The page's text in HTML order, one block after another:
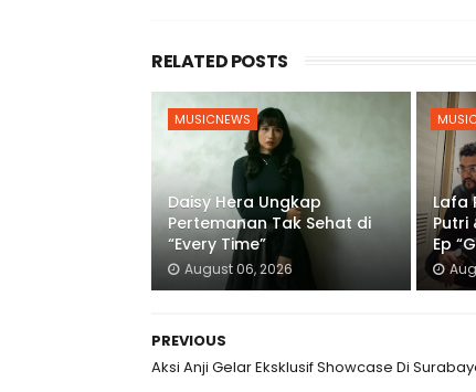
RELATED POSTS
MUSICNEWS
Daisy Hera Ungkap
Pertemanan Tak Sehat di
“Every Time”
August 06, 2026
Lafa
Putri
Ep
PREVIOUS
Aksi Anji Gelar Eksklusif Showcase Di